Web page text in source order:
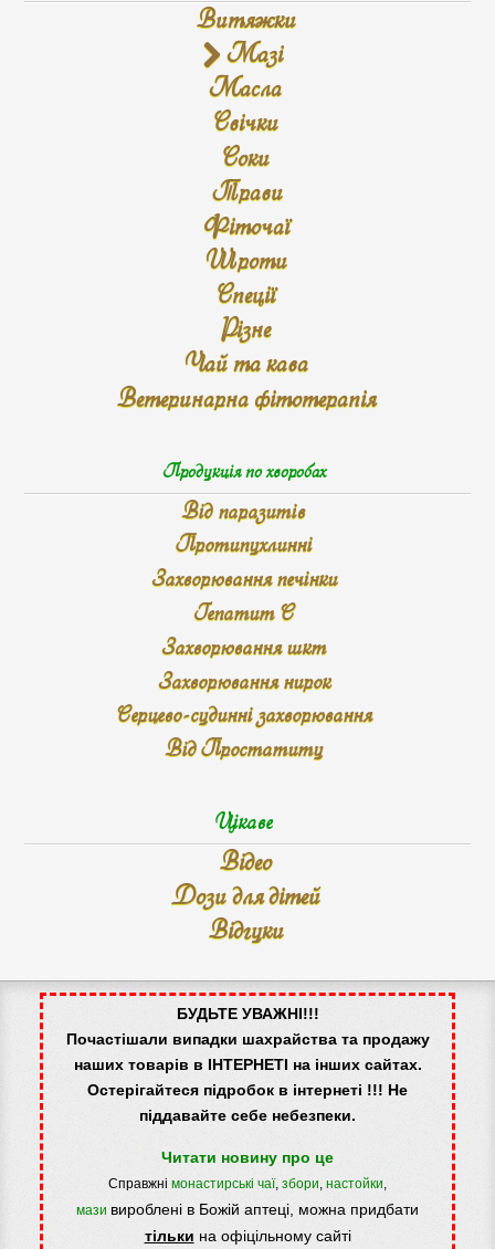
Витяжки
Мазі
Масла
Свічки
Соки
Трави
Фіточаї
Шроти
Спеції
Різне
Чай та кава
Ветеринарна фітотерапія
Продукція по хворобах
Від паразитів
Протипухлинні
Захворювання печінки
Гепатит С
Захворювання шкт
Захворювання нирок
Серцево-судинні захворювання
Від Простатиту
Цікаве
Відео
Дози для дітей
Відгуки
БУДЬТЕ УВАЖНІ!!!
Почастішали випадки шахрайства та продажу
наших товарів в ІНТЕРНЕТІ на інших сайтах.
Остерігайтеся підробок в інтернеті !!! Не
піддавайте себе небезпеки.
Читати новину про це
Справжні монастирські чаї, збори, настойки,
мази вироблені в Божій аптеці, можна придбати
тільки на офіцільному сайті